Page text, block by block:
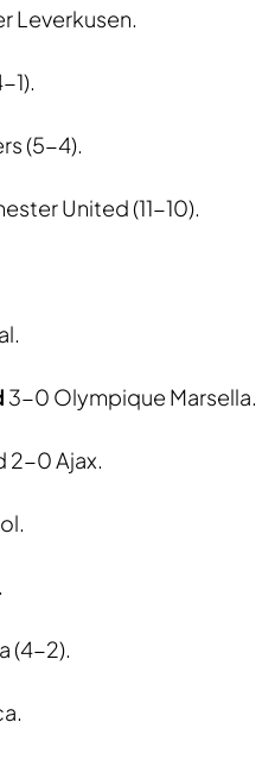
Leverkusen.
1).
(5-4).
United (11-10).
3-0 Olympique Marsella.
2-0 Ajax.
(4-2).